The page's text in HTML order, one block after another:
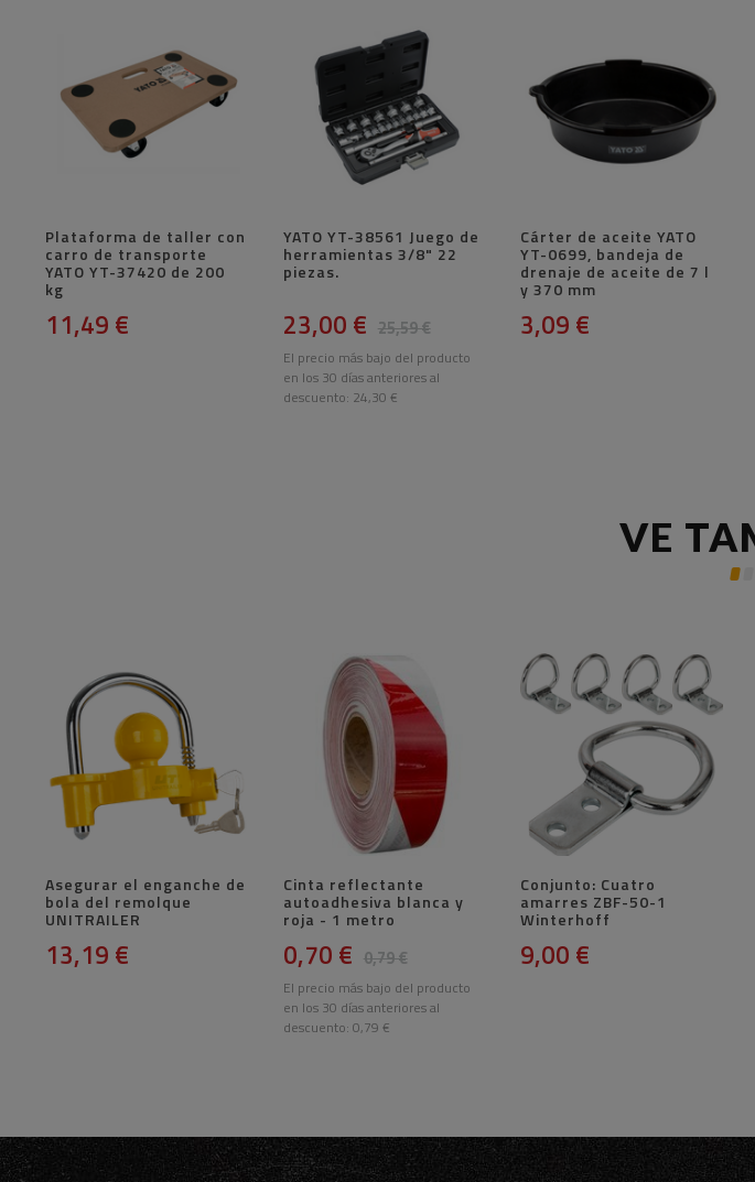
Plataforma de taller con
carro de transporte
YATO YT-37420 de 200
kg
11,49 €
YATO YT-38561 Juego de
herramientas 3/8" 22
piezas.
25,59 €
23,00 €
El precio más bajo del producto
en los 30 días anteriores al
descuento: 24,30 €
Cárter de aceite YATO
YT-0699, bandeja de
drenaje de aceite de 7 l
y 370 mm
3,09 €
VE
Asegurar el enganche de
bola del remolque
UNITRAILER
13,19 €
Cinta reflectante
autoadhesiva blanca y
roja - 1 metro
0,79 €
0,70 €
El precio más bajo del producto
en los 30 días anteriores al
descuento: 0,79 €
Conjunto: Cuatro
amarres ZBF-50-1
Winterhoff
9,00 €